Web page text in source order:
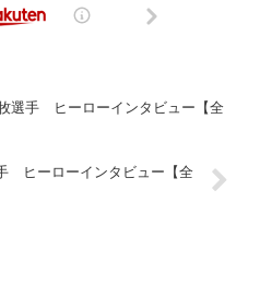
選手 ヒーローインタビュー【全
ヒーローインタビュー【全